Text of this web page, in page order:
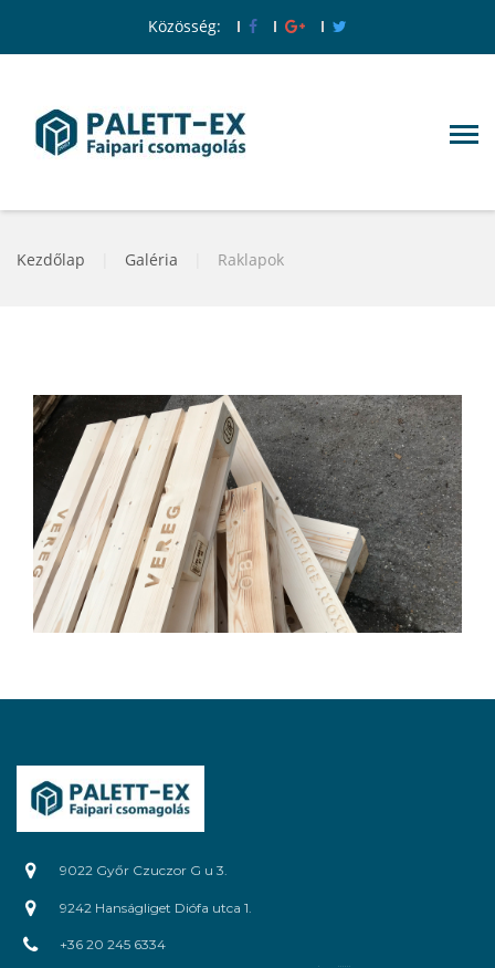
Közösség:
Kezdőlap Galéria Raklapok
9022 Győr Czuczor G u 3.
9242 Hanságliget Diófa utca 1.
+36 20 245 6334